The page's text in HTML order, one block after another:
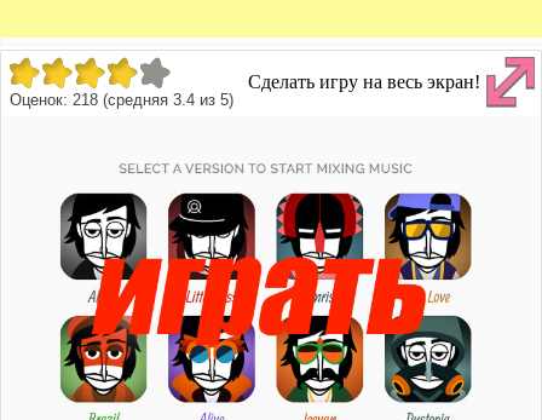
Оценок: 218 (средняя 3.4 из 5)
Сделать игру на весь экран!